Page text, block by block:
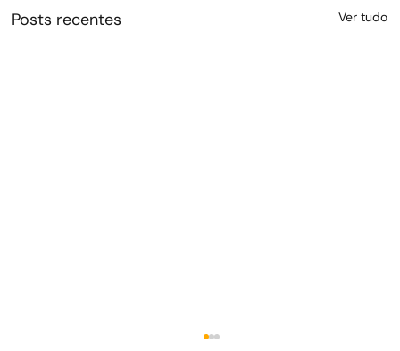
Posts recentes Ver tudo